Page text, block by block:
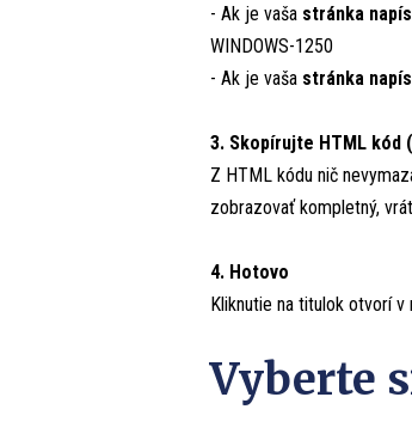
- Ak je vaša stránka
WINDOWS-1250
- Ak je vaša stránka
3. Skopírujte HTML kód
Z HTML kódu nič
zobrazovať kompletný,
4. Hotovo
Kliknutie na titulok otvorí v
Vyberte